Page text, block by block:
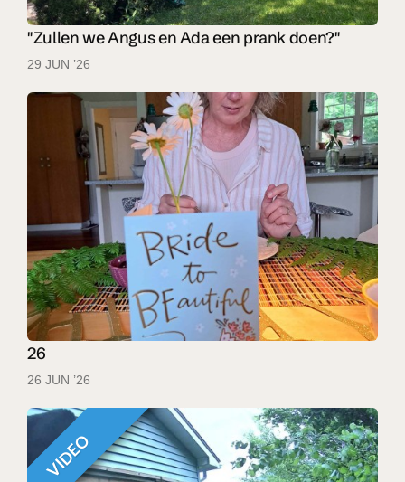
"Zullen we Angus en Ada een prank doen?"
29 JUN ’26
26
26 JUN ’26
VIDEO